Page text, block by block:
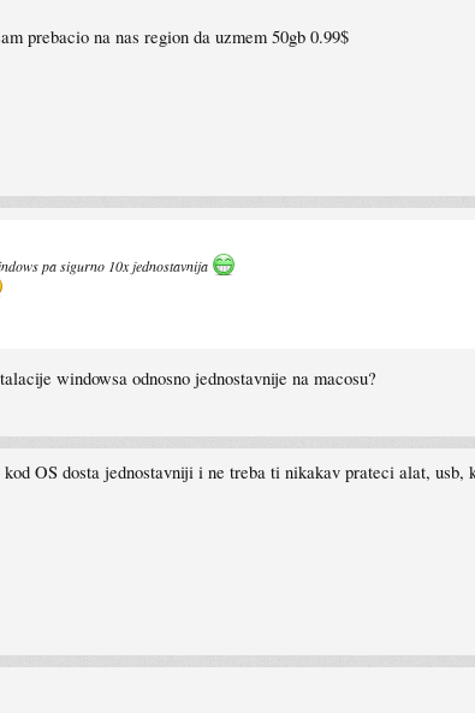
prebacio na nas region da uzmem 50gb 0.99$
pa sigurno 10x jednostavnija
windowsa odnosno jednostavnije na macosu?
OS dosta jednostavniji i ne treba ti nikakav prateci alat,